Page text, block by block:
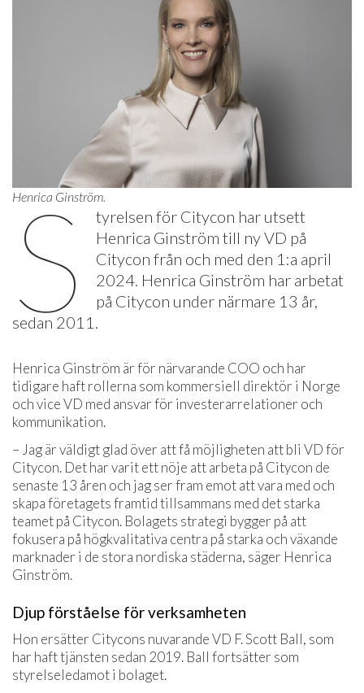
Henrica Ginström.
S
tyrelsen för Citycon har utsett
Henrica Ginström till ny VD på
Citycon från och med den 1:a april
2024. Henrica Ginström har arbetat
på Citycon under närmare 13 år,
sedan 2011.
Henrica Ginström är för närvarande COO och har
tidigare haft rollerna som kommersiell direktör i Norge
och vice VD med ansvar för investerarrelationer och
kommunikation.
– Jag är väldigt glad över att få möjligheten att bli VD för
Citycon. Det har varit ett nöje att arbeta på Citycon de
senaste 13 åren och jag ser fram emot att vara med och
skapa företagets framtid tillsammans med det starka
teamet på Citycon. Bolagets strategi bygger på att
fokusera på högkvalitativa centra på starka och växande
marknader i de stora nordiska städerna, säger Henrica
Ginström.
Djup förståelse för verksamheten
Hon ersätter Citycons nuvarande VD F. Scott Ball, som
har haft tjänsten sedan 2019. Ball fortsätter som
styrelseledamot i bolaget.